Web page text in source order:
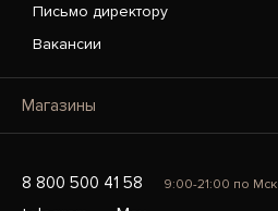
Письмо директору
Вакансии
Магазины
8 800 500 41 58 9:00-21:00 по Мск